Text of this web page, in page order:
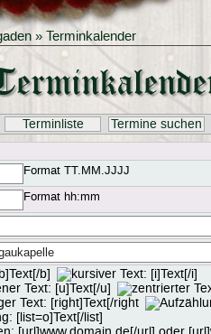
» Terminkalender
Terminliste
Termine suchen
Format TT.MM.JJJJ
Format hh:mm